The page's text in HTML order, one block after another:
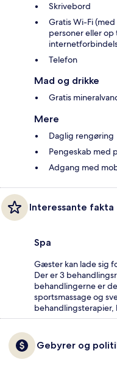
Skrivebord
Gratis Wi-Fi
personer eller op
Telefon
Mad og drikke
Gratis
Mere
Daglig rengøring
Pengeskab med
Adgang med
Interessante fakta
Spa
Gæster kan lade sig
Der er 3
behandlingerne er
sportsmassage og
behandlingsterapier,
Gebyrer og